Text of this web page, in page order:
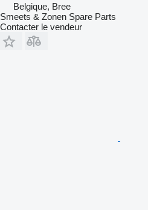
Belgique, Bree
Smeets & Zonen Spare Parts
Contacter le vendeur